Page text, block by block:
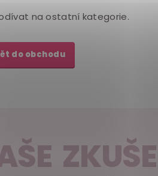
na ostatní kategorie.
do obchodu